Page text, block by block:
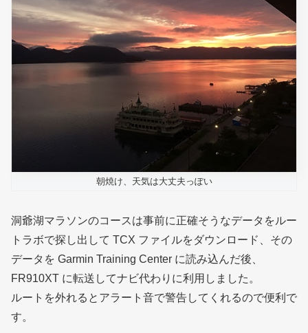
朝焼け、天気は大丈夫っぽい
洞爺湖マラソンのコースは事前に正確そうなデータをルー
トラボで探し出して TCX ファイルをダウンロード、その
データを Garmin Training Center に読み込んだ後、
FR910XT に転送してナビ代わりに利用しました。
ルートを外れるとアラート音で警告してくれるので便利で
す。